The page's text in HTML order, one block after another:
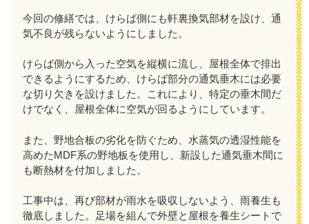
今回の修繕では、けらば側にも軒裏換気部材を設け、通
気不良が残らないようにしました。
けらば側から入った空気を縦横に流し、屋根全体で排出
できるようにするため、けらば部分の通気垂木には必要
な切り欠きを設けました。これにより、特定の垂木間だ
けでなく、屋根全体に空気が回るようにしています。
また、野地合板の劣化を防ぐため、水蒸気の透湿性能を
高めたMDF系の野地板を使用し、新設した通気垂木間に
も断熱材を付加しました。
工事中は、再び部材が雨水を吸収しないよう、雨養生も
徹底しました。足場を組んで外壁と屋根を養生シートで